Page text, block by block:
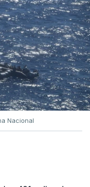
Nacional